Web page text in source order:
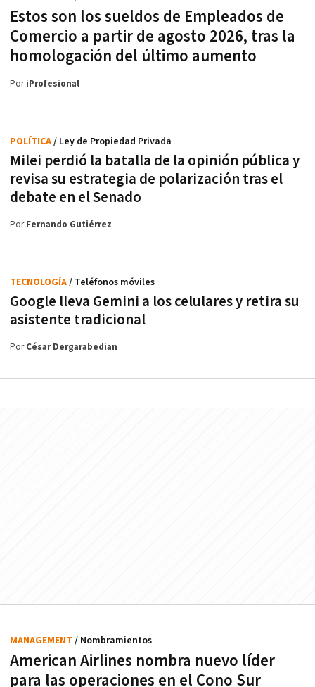
Estos son los sueldos de Empleados de
Comercio a partir de agosto 2026, tras la
homologación del último aumento
PoriProfesional
Milei perdió la batalla de la opinión pública y
revisa su estrategia de polarización tras el
debate en el Senado
POLÍTICA/ Ley de Propiedad Privada
PorFernando Gutiérrez
Google lleva Gemini a los celulares y retira su
asistente tradicional
TECNOLOGÍA/ Teléfonos móviles
PorCésar Dergarabedian
American Airlines nombra nuevo líder
para las operaciones en el Cono Sur
MANAGEMENT / Nombramientos